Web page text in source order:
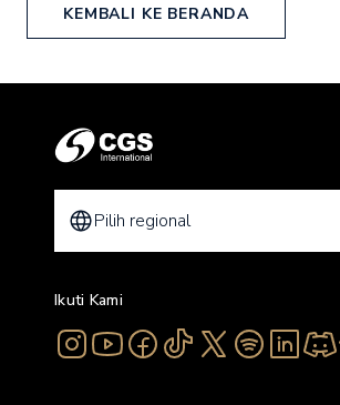
KEMBALI KE BERANDA
Pilih regional
Ikuti Kami